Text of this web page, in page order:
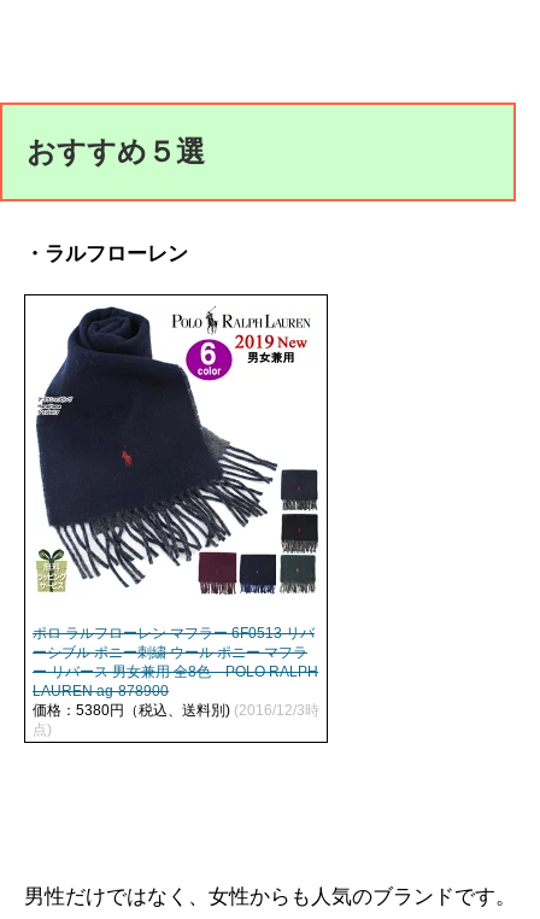
おすすめ５選
・ラルフローレン
ポロ ラルフローレン マフラー 6F0513 リバ
ーシブル ポニー刺繍 ウール ポニー マフラ
ー リバース 男女兼用 全8色 POLO RALPH
LAUREN ag-878900
価格：5380円（税込、送料別) (2016/12/3時
点)
男性だけではなく、女性からも人気のブランドです。